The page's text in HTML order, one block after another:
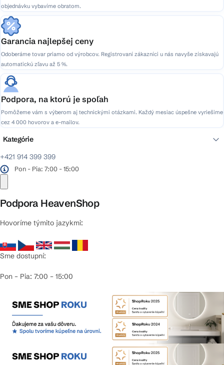
objednávku vybavíme obratom.
Garancia najlepšej ceny
Odoberáme tovar priamo od výrobcov. Registrovaní zákazníci u nás navyše získavajú
automatickú zľavu až 5 %.
Podpora, na ktorú je spoľah
Pomôžeme vám s výberom aj technickými otázkami. Každý mesiac úspešne vyriešime
cez 4 000 hovorov a e-mailov.
+421 914 399 399
Pon - Pia: 7:00 - 15:00
Podpora HeavenShop
Hovoríme týmito jazykmi:
Sme dostupní:
Pon – Pia: 7:00 – 15:00
Kategórie